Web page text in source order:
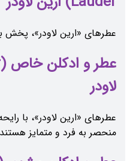
عطرهای «ارین لاودر»، پخش
لاودر
عطرهای «ارین لاودر»، با
منحصر به فرد و متمایز